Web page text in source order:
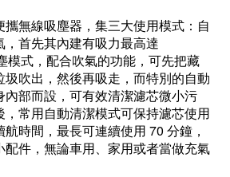
無線吸塵器，集三大使用模式：自
首先其內建有吸力最高達
模式，配合吹氣的功能，可先把藏
吹出，然後再吸走，而特別的自動
部而設，可有效清潔濾芯微小污
常用自動清潔模式可保持濾芯使用
時間，最長可連續使用 70 分鐘，
配件，無論車用、家用或者當做充氣